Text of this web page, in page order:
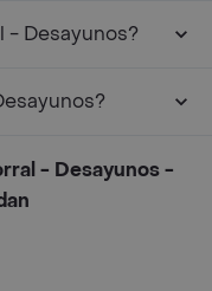
- Desayunos?
- Desayunos -